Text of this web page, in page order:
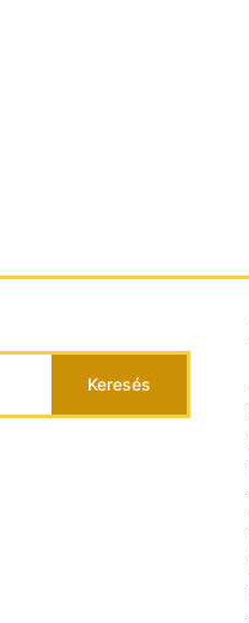
Keresés